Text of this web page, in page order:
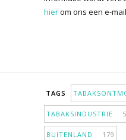
hierom ons een e-
TAGS
TABAKSINDUSTRIE
BUITENLAND 179